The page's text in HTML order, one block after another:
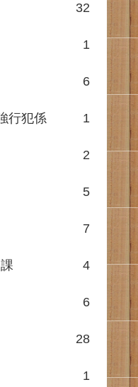
32
1
6
行犯係 1
2
5
7
4
6
28
1